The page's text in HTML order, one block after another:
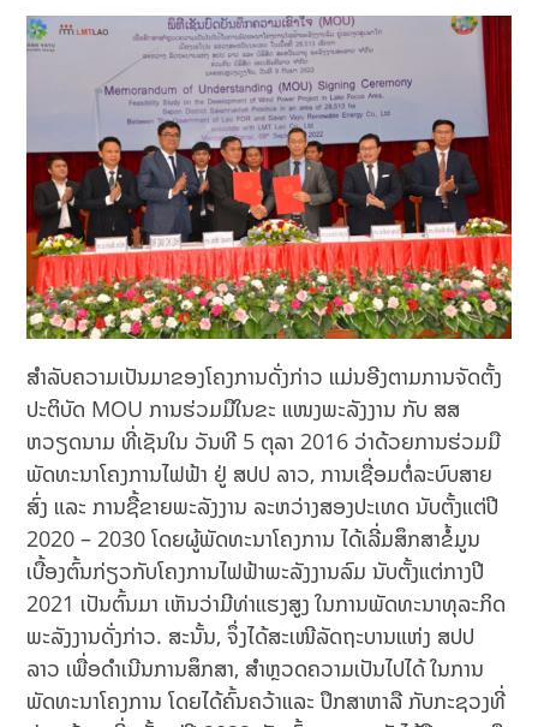
ສໍາລັບຄວາມເປັນມາຂອງໂຄງການດັ່ງກ່າວ ແມ່ນອີງຕາມການຈັດຕັ້ງ
ປະຕິບັດ MOU ການຮ່ວມມືໃນຂະ ແໜງພະລັງງານ ກັບ ສສ
ຫວຽດນາມ ທີ່ເຊັນໃນ ວັນທີ 5 ຕຸລາ 2016 ວ່າດ້ວຍການຮ່ວມມື
ພັດທະນາໂຄງການໄຟຟ້າ ຢູ່ ສປປ ລາວ, ການເຊື່ອມຕໍ່ລະບົບສາຍ
ສົ່ງ ແລະ ການຊື້ຂາຍພະລັງງານ ລະຫວ່າງສອງປະເທດ ນັບຕັ້ງແຕ່ປີ
2020 – 2030 ໂດຍຜູ້ພັດທະນາໂຄງການ ໄດ້ເລີ່ມສຶກສາຂໍ້ມູນ
ເບື້ອງຕົ້ນກ່ຽວກັບໂຄງການໄຟຟ້າພະລັງງານລົມ ນັບຕັ້ງແຕ່ກາງປີ
2021 ເປັນຕົ້ນມາ ເຫັນວ່າມີທ່າແຮງສູງ ໃນການພັດທະນາທຸລະກິດ
ພະລັງງານດັ່ງກ່າວ. ສະນັ້ນ, ຈຶ່ງໄດ້ສະເໜີລັດຖະບານແຫ່ງ ສປປ
ລາວ ເພື່ອດໍາເນີນການສຶກສາ, ສໍາຫຼວດຄວາມເປັນໄປໄດ້ ໃນການ
ພັດທະນາໂຄງການ ໂດຍໄດ້ຄົ້ນຄວ້າແລະ ປຶກສາຫາລື ກັບກະຊວງທີ່